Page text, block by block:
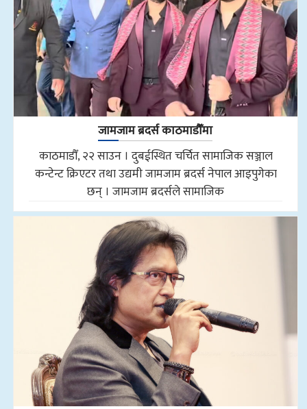
जामजाम ब्रदर्स काठमाडौँमा
काठमाडौँ, २२ साउन । दुबईस्थित चर्चित सामाजिक सञ्जाल
कन्टेन्ट क्रिएटर तथा उद्यमी जामजाम ब्रदर्स नेपाल आइपुगेका
छन् । जामजाम ब्रदर्सले सामाजिक